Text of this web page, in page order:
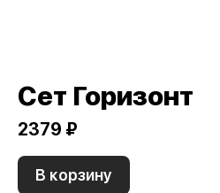
Сет Горизонт
2379 ₽
В корзину